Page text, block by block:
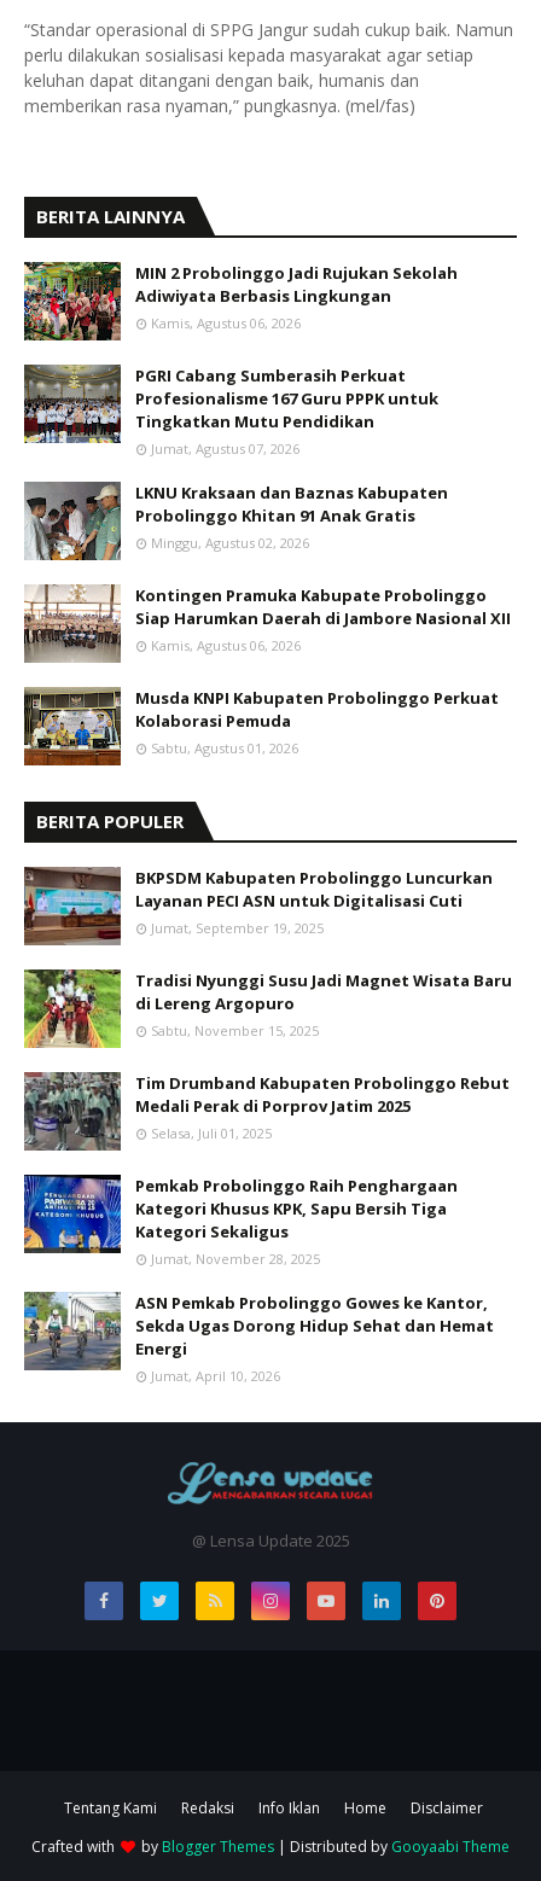
“Standar operasional di SPPG Jangur sudah cukup baik. Namun
perlu dilakukan sosialisasi kepada masyarakat agar setiap
keluhan dapat ditangani dengan baik, humanis dan
memberikan rasa nyaman,” pungkasnya. (mel/fas)
BERITA LAINNYA
MIN 2 Probolinggo Jadi Rujukan Sekolah
Adiwiyata Berbasis Lingkungan
Kamis, Agustus 06, 2026
PGRI Cabang Sumberasih Perkuat
Profesionalisme 167 Guru PPPK untuk
Tingkatkan Mutu Pendidikan
Jumat, Agustus 07, 2026
LKNU Kraksaan dan Baznas Kabupaten
Probolinggo Khitan 91 Anak Gratis
Minggu, Agustus 02, 2026
Kontingen Pramuka Kabupate Probolinggo
Siap Harumkan Daerah di Jambore Nasional XII
Kamis, Agustus 06, 2026
Musda KNPI Kabupaten Probolinggo Perkuat
Kolaborasi Pemuda
Sabtu, Agustus 01, 2026
BERITA POPULER
BKPSDM Kabupaten Probolinggo Luncurkan
Layanan PECI ASN untuk Digitalisasi Cuti
Jumat, September 19, 2025
Tradisi Nyunggi Susu Jadi Magnet Wisata Baru
di Lereng Argopuro
Sabtu, November 15, 2025
Tim Drumband Kabupaten Probolinggo Rebut
Medali Perak di Porprov Jatim 2025
Selasa, Juli 01, 2025
Pemkab Probolinggo Raih Penghargaan
Kategori Khusus KPK, Sapu Bersih Tiga
Kategori Sekaligus
Jumat, November 28, 2025
ASN Pemkab Probolinggo Gowes ke Kantor,
Sekda Ugas Dorong Hidup Sehat dan Hemat
Energi
Jumat, April 10, 2026
@ Lensa Update 2025
Tentang Kami Redaksi Info Iklan Home
Disclaimer
Crafted with
by Blogger Themes | Distributed by Gooyaabi Theme